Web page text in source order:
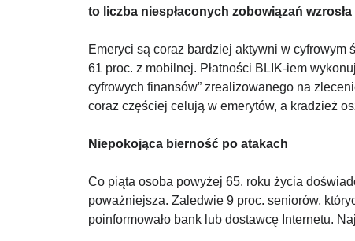
to liczba niespłaconych zobowiązań
Emeryci są coraz bardziej aktywni w cyfrowym
61 proc. z mobilnej. Płatności BLIK-iem
cyfrowych finansów” zrealizowanego na
coraz częściej celują w emerytów, a kradzież
Niepokojąca bierność po atakach
Co piąta osoba powyżej 65. roku życia
poważniejsza. Zaledwie 9 proc. seniorów,
poinformowało bank lub dostawcę Internetu.